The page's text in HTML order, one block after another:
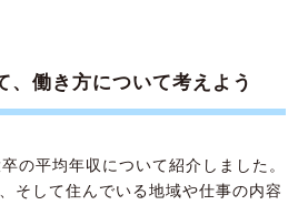
、働き方について考えよう
の平均年収について紹介しました。
そして住んでいる地域や仕事の内容